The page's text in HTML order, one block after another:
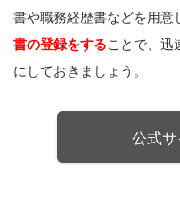
書や職務経歴書などを用意
書の登録をすることで、迅
にしておきましょう。
公式